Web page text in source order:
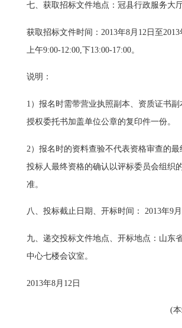
七、获取招标文件地点： 冠县行政服务大
获取招标文件时间：2013年8月12日至
上午9:00-12:00,下13:00-17:00。
说明：
1）报名时需带营业执照副本、资质证书副
授权委托书加盖单位公章的复印件一份。
2）报名时的资料查验不代表资格审查的最
投标人最终资格的确认以评标委员会组织
准。
八、投标截止日期、开标时间： 2013年9
九、递交投标文件地点、开标地点： 山东
中心七楼会议室。
2013年8月12日
(